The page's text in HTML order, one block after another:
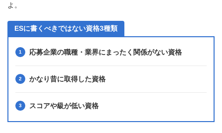
よ。
ESに書くべきではない資格3種類
応募企業の職種・業界にまったく関係がない資格
かなり昔に取得した資格
スコアや級が低い資格